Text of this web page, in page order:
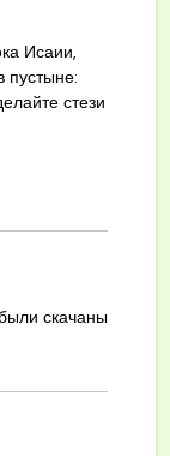
Исаии,
пустыне:
стези
скачаны